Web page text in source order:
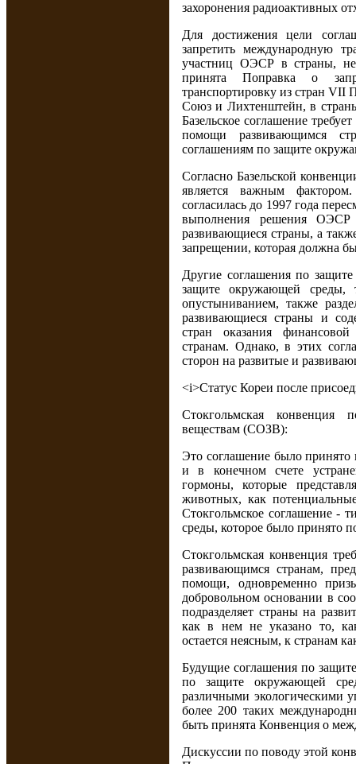
захоронения радиоактивных
Для достижения цели
запретить международную
участниц ОЭСР в страны,
принята Поправка о
транспортировку из стран
Союз и Лихтенштейн, в
Базельское соглашение
помощи развивающимся
соглашениям по защите
Согласно Базельской
является важным
согласилась до 1997 года
выполнения решения ОЭСР
развивающиеся страны, а
запрещении, которая должна
Другие соглашения по
защите окружающей
опустыниванием, также
развивающиеся страны и
стран оказания
странам. Однако, в этих
сторон на развитые и
<i>Статус Кореи после
Стокгольмская конвенция
веществам (СОЗВ):
Это соглашение было
и в конечном счете
гормоны, которые
животных, как
Стокгольмское соглашение -
среды, которое было принято
Стокгольмская конвенция
развивающимся странам,
помощи, одновременно
добровольном основании в
подразделяет страны на
как в нем не указано то,
остается неясным, к странам
Будущие соглашения по
по защите окружающей
различными экологическими
более 200 таких
быть принята Конвенция о
Дискуссии по поводу этой